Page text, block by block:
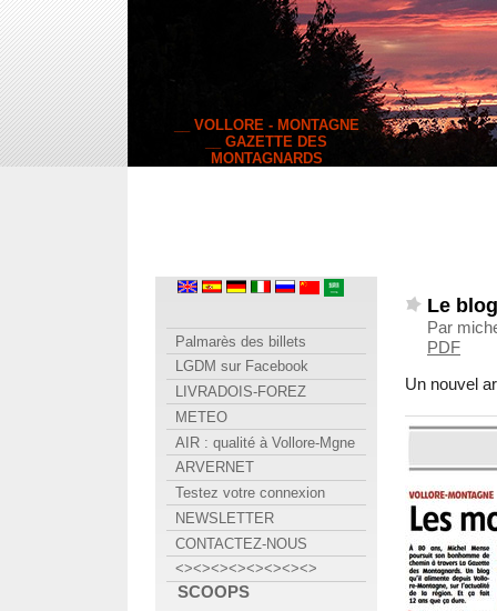
__ VOLLORE - MONTAGNE
__ GAZETTE DES
MONTAGNARDS
Le
Par
PDF
Un nouvel
Palmarès des billets
LGDM sur Facebook
LIVRADOIS-FOREZ
METEO
AIR : qualité à Vollore-Mgne
ARVERNET
Testez votre connexion
NEWSLETTER
CONTACTEZ-NOUS
<><><><><><><><>
SCOOPS